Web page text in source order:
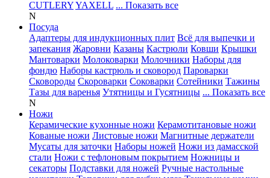
CUTLERYYAXELL ... Показать все
N
Посуда
Адаптеры для индукционных плит Всё для выпечки и
запекания Жаровни Казаны Кастрюли Ковши Крышки
Мантоварки Молоковарки Молочники Наборы для
фондю Наборы кастрюль и сковород Пароварки
Сковороды Скороварки Соковарки Сотейники Тажины
Тазы для варенья Утятницы и Гусятницы ... Показать все
N
Ножи
Керамические кухонные ножи Керамотитановые ножи
Кованые ножи Листовые ножи Магнитные держатели
Мусаты для заточки Наборы ножей Ножи из дамасской
стали Ножи с тефлоновым покрытием Ножницы и
секаторы Подставки для ножей Ручные настольные